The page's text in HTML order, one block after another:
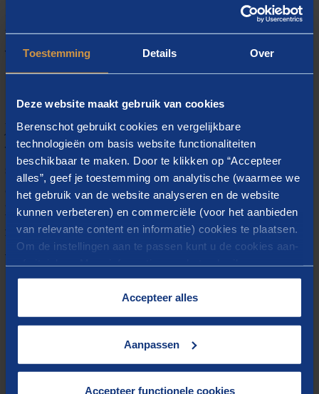
Toestemming Details Over
Deze website maakt gebruik van cookies
Berenschot gebruikt cookies en vergelijkbare
technologieën om basis website functionaliteiten
beschikbaar te maken. Door te klikken op “Accepteer
alles”, geef je toestemming om analytische (waarmee we
het gebruik van de website analyseren en de website
kunnen verbeteren) en commerciële (voor het aanbieden
van relevante content en informatie) cookies te plaatsen.
Om de instellingen aan te passen kunt u de cookies aan-
cookies op onze website treft u in onze
Accepteer alles
Aanpassen
Accepteer functionele cookies
inhoud is er veel ruimte voor humor, gezelligheid en
verbindende activiteiten zoals borrels of
werkoverleggen op bijzondere locaties.
Dit neem je mee
Jij hebt een scherp oog voor mensen en processen,
werkt graag in projectteams én staat stevig in je
schoenen voor groepen. Je bent inhoudelijk sterk,
creatief in je aanpak en durft initiatief te nemen. Je
kunt je eigen werk goed organiseren en hebt affiniteit
met commercie.
verandermanagement, sociologie of aanverwant)